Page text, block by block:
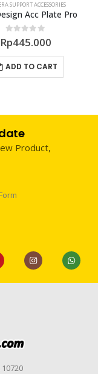
SUPPORT ACCESSORIES
Acc Plate Pro
0 out of 5
Rp445.000
ADD TO CART
Product,